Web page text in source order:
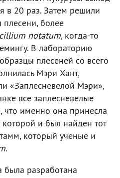
в 20 раз. Затем решили
более
notatum, когда-то
В лабораторию
плесеней со всего
Мэри Хант,
«Заплесневелой Мэри»,
все заплесневелые
что именно она принесла
и был найден тот
который ученые и
.
была разработана